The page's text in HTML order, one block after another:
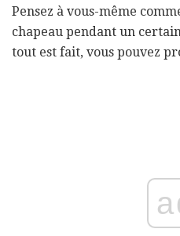
Pensez à vous-même
chapeau pendant un
tout est fait, vous pouvez